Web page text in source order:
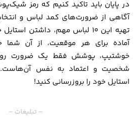
در پایان باید تاکید کنیم که رمز
آگاهی از ضرورت‌های کمد لباس و
تهیه این ۱۰ لباس مهم، داشتن
آماده برای هر موقعیت، از آن شما
خوشتیپ، پوشش فقط یک ضرورت
شخصیت و اعتماد به نفس
استایل خود را بروزرسانی کنید!
– تبلیغات –